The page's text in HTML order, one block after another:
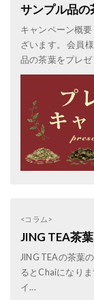
サンプル品の
キャンペーン概
ざいます。 会員
品の茶葉をプレゼ
<コラム>
JING TEA茶
JING TEAの茶葉
るとChaiになり
イ...